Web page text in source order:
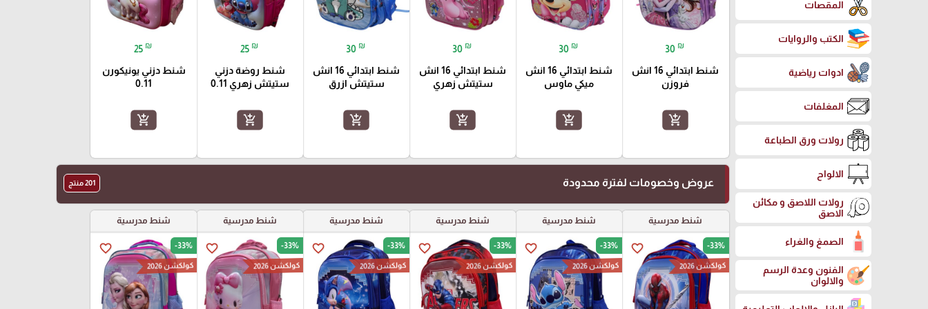
المقصات
الكتب والروايات
ادوات رياضية
المغلفات
رولات ورق الطباعة
الالواح
رولات اللاصق و مكائن
الاصق
الصمغ والغراء
الفنون وعدة الرسم
والالوان
30 ₪
شنط ابتدائي 16 انش
فروزن
add_shopping_cart
30 ₪
شنط ابتدائي 16 انش
ميكي ماوس
add_shopping_cart
30 ₪
شنط ابتدائي 16 انش
ستيتش زهري
add_shopping_cart
30 ₪
شنط ابتدائي 16 انش
ستيتش ازرق
add_shopping_cart
25 ₪
شنط روضة دزني
ستيتش زهري 0.11
add_shopping_cart
25 ₪
شنط دزني يونيكورن
0.11
add_shopping_cart
عروض وخصومات لفترة محدودة 201 منتج
شنط مدرسية
favorite_border -33%
كولكشن 2026
شنط مدرسية
favorite_border -33%
كولكشن 2026
شنط مدرسية
favorite_border -33%
كولكشن 2026
شنط مدرسية
favorite_border -33%
كولكشن 2026
شنط مدرسية
favorite_border -33%
كولكشن 2026
شنط مدرسية
favorite_border -33%
كولكشن 2026